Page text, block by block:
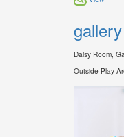
Daisy Room,
Outside Play